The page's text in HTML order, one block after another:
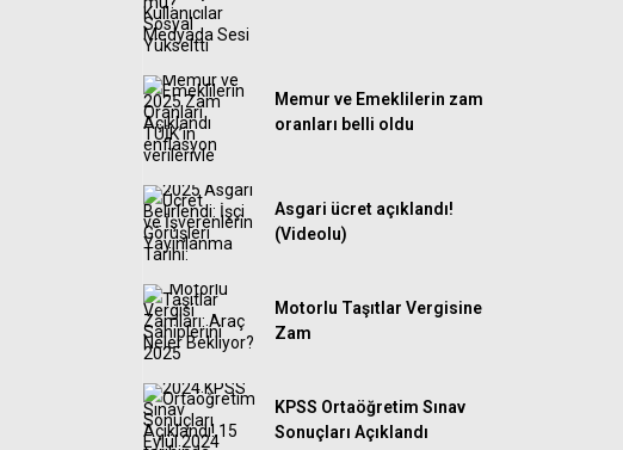
Memur ve Emeklilerin zam
oranları belli oldu
Asgari ücret açıklandı!
(Videolu)
Motorlu Taşıtlar Vergisine
Zam
KPSS Ortaöğretim Sınav
Sonuçları Açıklandı